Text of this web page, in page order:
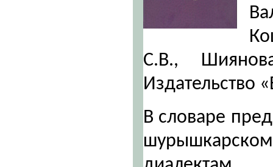
С.В.,
Издательство
В словаре